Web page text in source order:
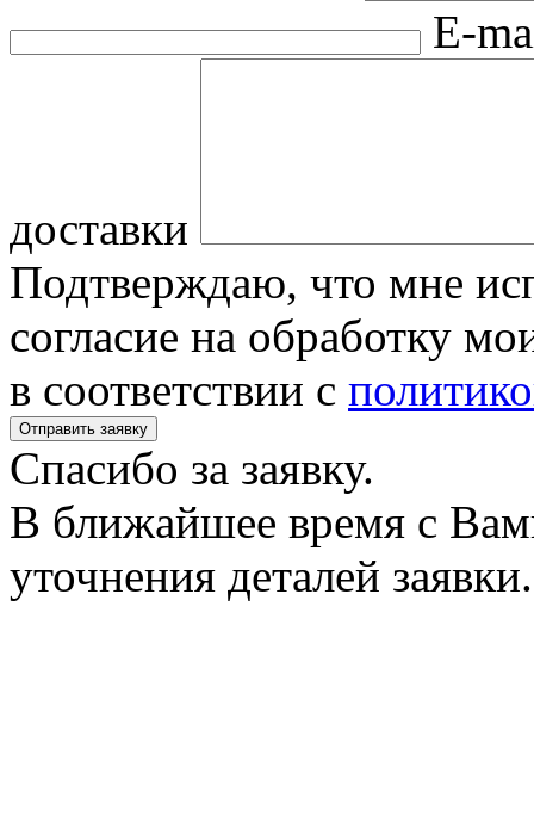
E-
доставки
Подтверждаю, что мне
согласие на обработку
в соответствии с
Спасибо за заявку.
В ближайшее время с
уточнения деталей заявки.